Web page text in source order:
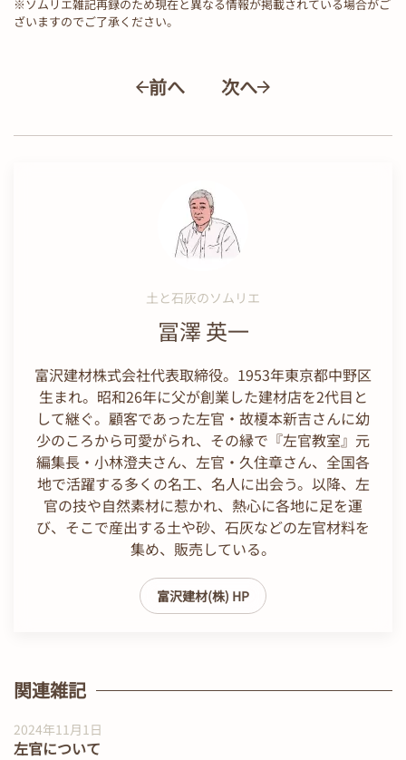
※ソムリエ雑記再録のため現在と異なる情報が掲載されている場合がご
ざいますのでご了承ください。
前へ 次へ
土と石灰のソムリエ
冨澤 英一
富沢建材株式会社代表取締役。1953年東京都中野区
生まれ。昭和26年に父が創業した建材店を2代目と
して継ぐ。顧客であった左官・故榎本新吉さんに幼
少のころから可愛がられ、その縁で『左官教室』元
編集長・小林澄夫さん、左官・久住章さん、全国各
地で活躍する多くの名工、名人に出会う。以降、左
官の技や自然素材に惹かれ、熱心に各地に足を運
び、そこで産出する土や砂、石灰などの左官材料を
集め、販売している。
富沢建材(株) HP
関連雑記
2024年11月1日
左官について